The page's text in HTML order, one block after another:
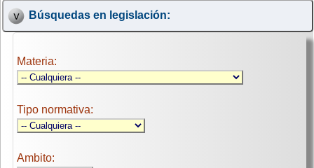
Búsquedas en legislación:
Materia:
Tipo normativa:
Ambito: